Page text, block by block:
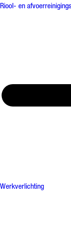
Riool- en
Werkverlichting